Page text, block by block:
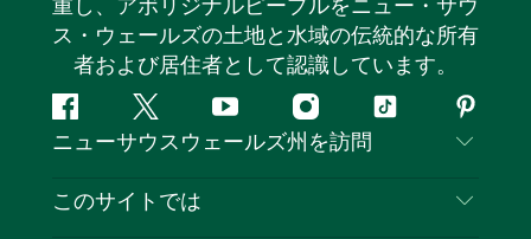
重し、アボリジナルピープルをニュー・サウ
ス・ウェールズの土地と水域の伝統的な所有
者および居住者として認識しています。
フ
ェ
ス
ツ
イ
タ
ユ
ー
イ
ン
テ
ピ
ン
レ
ニューサウスウェールズ州を訪問
お問い合わせ
このサイトでは